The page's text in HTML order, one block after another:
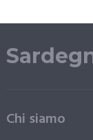
Chi siamo